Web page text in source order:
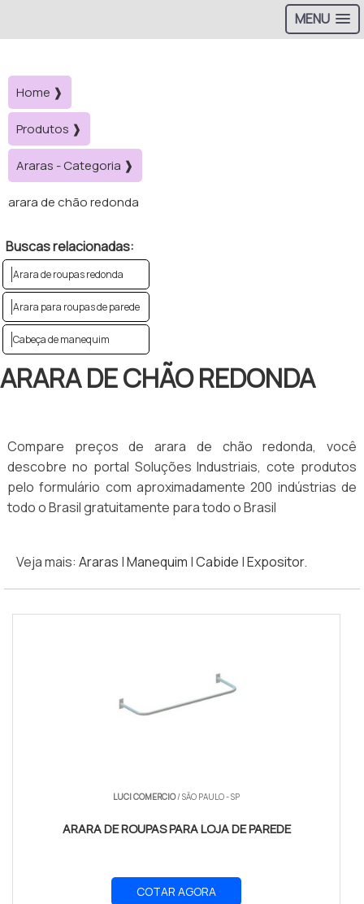
MENU
Home ❱
Produtos ❱
Araras - Categoria ❱
arara de chão redonda
Buscas relacionadas:
Arara de roupas redonda
Arara para roupas de parede
Cabeça de manequim
ARARA DE CHÃO REDONDA
Compare preços de arara de chão redonda, você
descobre no portal Soluções Industriais, cote produtos
pelo formulário com aproximadamente 200 indústrias de
todo o Brasil gratuitamente para todo o Brasil
Veja mais: Araras |Manequim |Cabide |Expositor.
LUCI COMERCIO/ SÃO PAULO - SP
ARARA DE ROUPAS PARA LOJA DE PAREDE
COTAR AGORA